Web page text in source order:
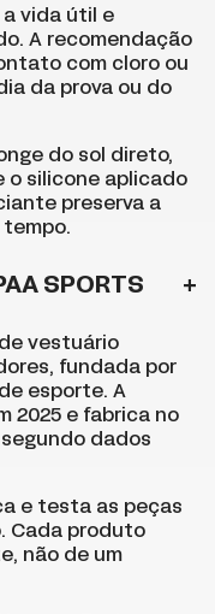
a vida útil e
A recomendação
com cloro ou
da prova ou do
do sol direto,
o silicone aplicado
preserva a
tempo.
SPORTS
vestuário
fundada por
esporte. A
2025 e fabrica no
segundo dados
e testa as peças
Cada produto
não de um